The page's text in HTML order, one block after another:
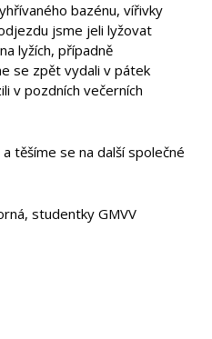
bazénu, vířivky
jsme jeli lyžovat
lyžích, případně
se zpět vydali v pátek
v pozdních večerních
těšíme se na další společné
studentky GMVV